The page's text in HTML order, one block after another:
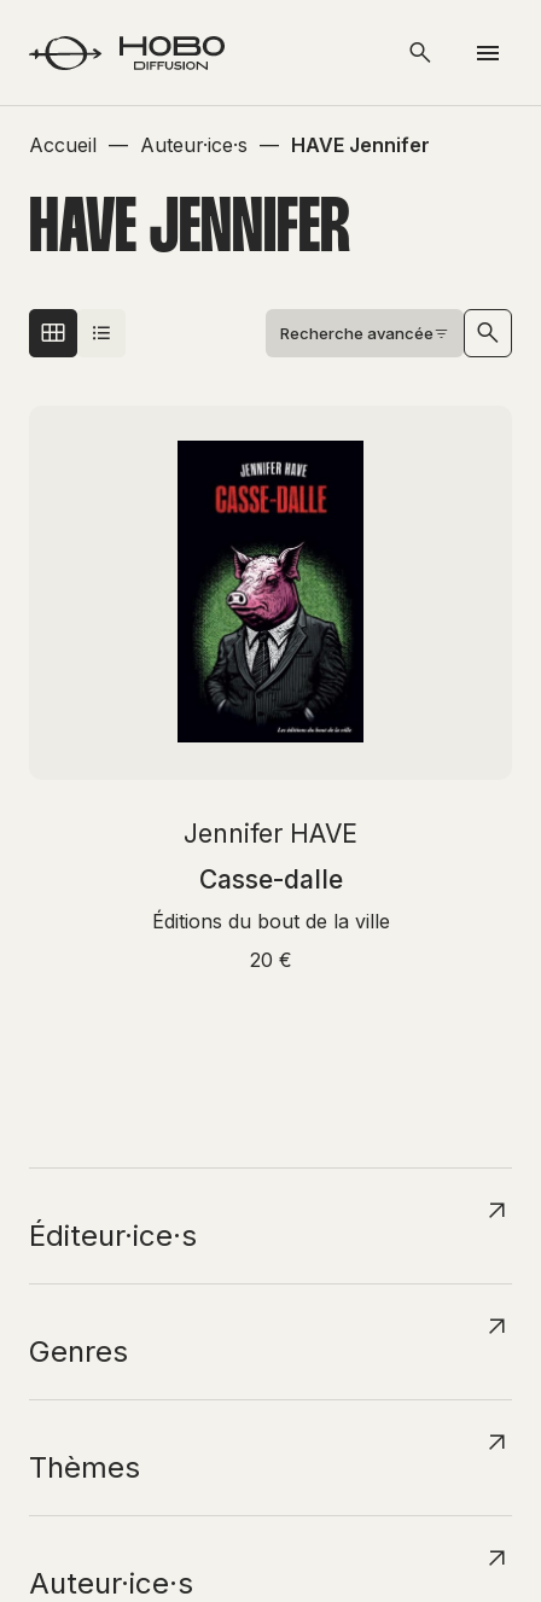
Accueil — Auteur·ice·s — HAVE Jennifer
HAVE JENNIFER
Recherche avancée
Jennifer HAVE
Casse-dalle
Éditions du bout de la ville
20 €
NAVIGUERPAR
Éditeur·ice·s
Genres
Thèmes
Auteur·ice·s